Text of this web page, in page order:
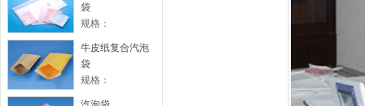
袋
规格：
牛皮纸复合汽泡
袋
规格：